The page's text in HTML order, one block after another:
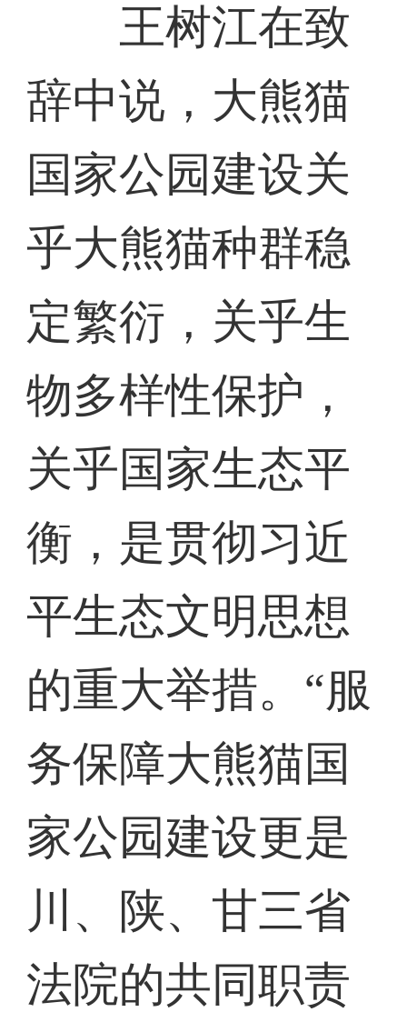
王树江在致
辞中说，大熊猫
国家公园建设关
乎大熊猫种群稳
定繁衍，关乎生
物多样性保护，
关乎国家生态平
衡，是贯彻习近
平生态文明思想
的重大举措。“服
务保障大熊猫国
家公园建设更是
川、陕、甘三省
法院的共同职责